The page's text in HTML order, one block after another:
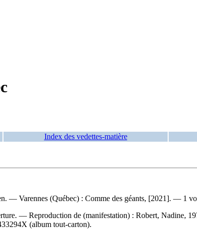
Index des vedettes-matière
— Varennes (Québec) : Comme des géants, [2021]. — 1
— Reproduction de (manifestation) : Robert, Nadine,
(album tout-carton).